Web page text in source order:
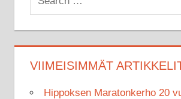
for:
VIIMEISIMMÄT
Hippoksen Maratonkerho 20